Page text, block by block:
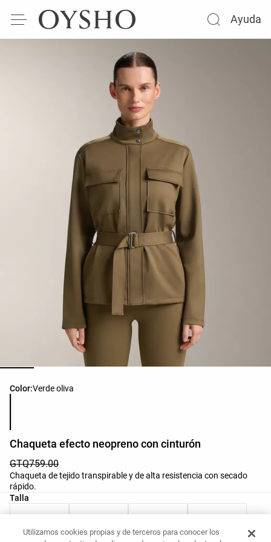
Ayuda
Color:Verde oliva
Lista de colores del producto
Chaqueta efecto neopreno con cinturón
GTQ759.00
Chaqueta de tejido transpirable y de alta resistencia con secado
rápido.
Talla
Lista de tallas del producto
Utilizamos cookies propias y de terceros para conocer los